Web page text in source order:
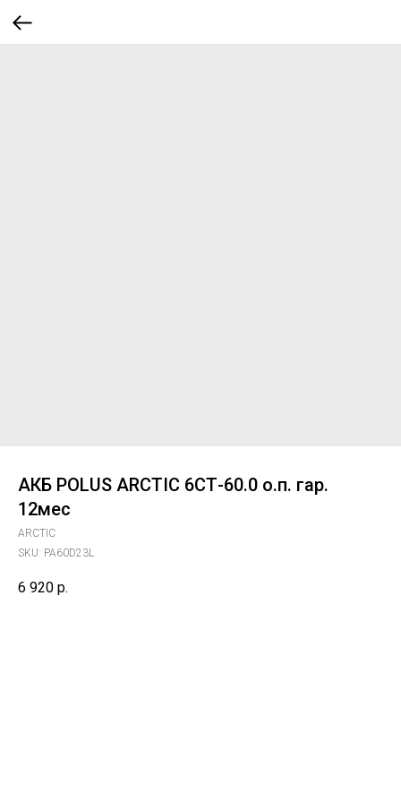
АКБ POLUS ARCTIC 6СТ-60.0 о.п. гар.
12мес
ARCTIC
SKU: PA60D23L
6 920 р.